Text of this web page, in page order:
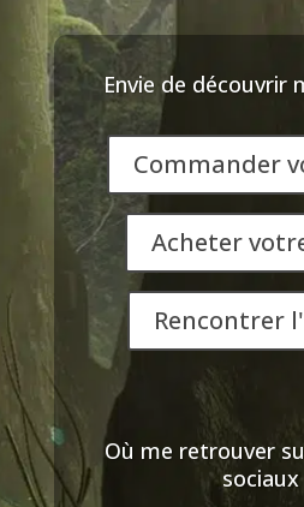
Envie de découvrir
Commander
Acheter
Rencontrer
Où me retrouver
sociaux